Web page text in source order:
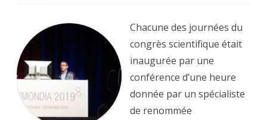
Des
haut
niveau
Chacune des journées du
congrès scientifique était
inaugurée par une
conférence d’une heure
donnée par un spécialiste
de renommée